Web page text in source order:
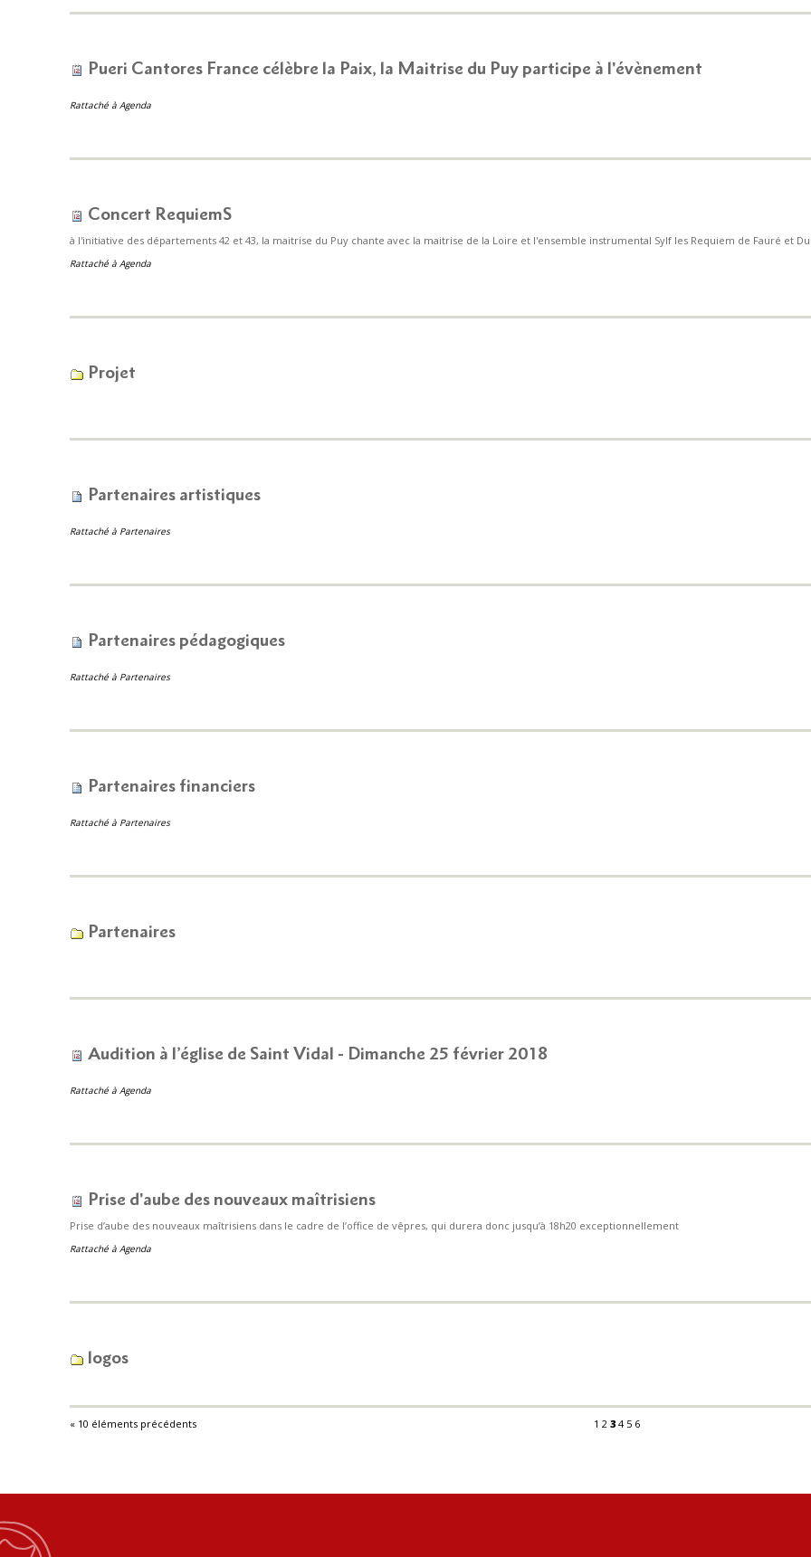
Pueri Cantores France célèbre la Paix, la Maitrise du Puy participe à l'évènement
Rattaché à Agenda
Concert RequiemS
à l'initiative des départements 42 et 43, la maitrise du Puy chante avec la maitrise de la Loire et l'ensemble instrumental Sylf les Requiem de Fauré et
Rattaché à Agenda
Projet
Partenaires artistiques
Rattaché à Partenaires
Partenaires pédagogiques
Rattaché à Partenaires
Partenaires financiers
Rattaché à Partenaires
Partenaires
Audition à l’église de Saint Vidal - Dimanche 25 février 2018
Rattaché à Agenda
Prise d'aube des nouveaux maîtrisiens
Prise d’aube des nouveaux maîtrisiens dans le cadre de l’office de vêpres, qui durera donc jusqu’à 18h20 exceptionnellement
Rattaché à Agenda
logos
« 10 éléments précédents 1 2 3 4 5 6